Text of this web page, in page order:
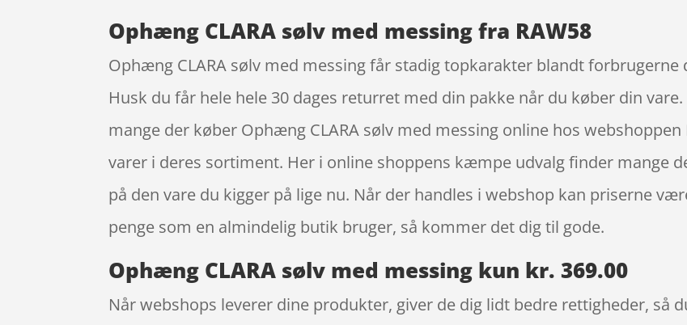
Ophæng CLARA sølv med messing fra RAW58
Ophæng CLARA sølv med messing får stadig topkarakter blandt
Husk du får hele hele 30 dages returret med din pakke når du køber din
mange der køber Ophæng CLARA sølv med messing online hos
varer i deres sortiment. Her i online shoppens kæmpe udvalg finder mange
på den vare du kigger på lige nu. Når der handles i webshop kan priserne
penge som en almindelig butik bruger, så kommer det dig til gode.
Ophæng CLARA sølv med messing kun kr. 369.00
Når webshops leverer dine produkter, giver de dig lidt bedre rettigheder, så